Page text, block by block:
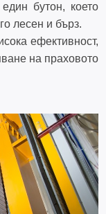
бутон, което
лесен и бърз.
ефективност,
на праховото